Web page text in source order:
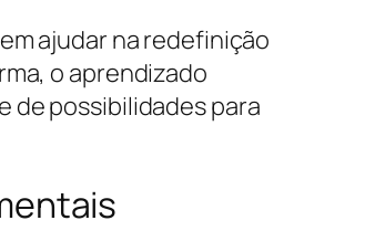
ajudar na redefinição
o aprendizado
de possibilidades para